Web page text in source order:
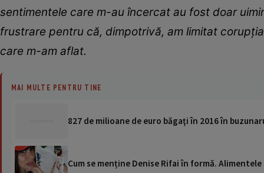
sentimentele care m-au încercat au fost doar
frustrare pentru că, dimpotrivă, am limitat
care m-am aflat.
MAI MULTE PENTRU TINE
827 de milioane de euro băgaţi în 2016 în
Cum se menține Denise Rifai în formă.